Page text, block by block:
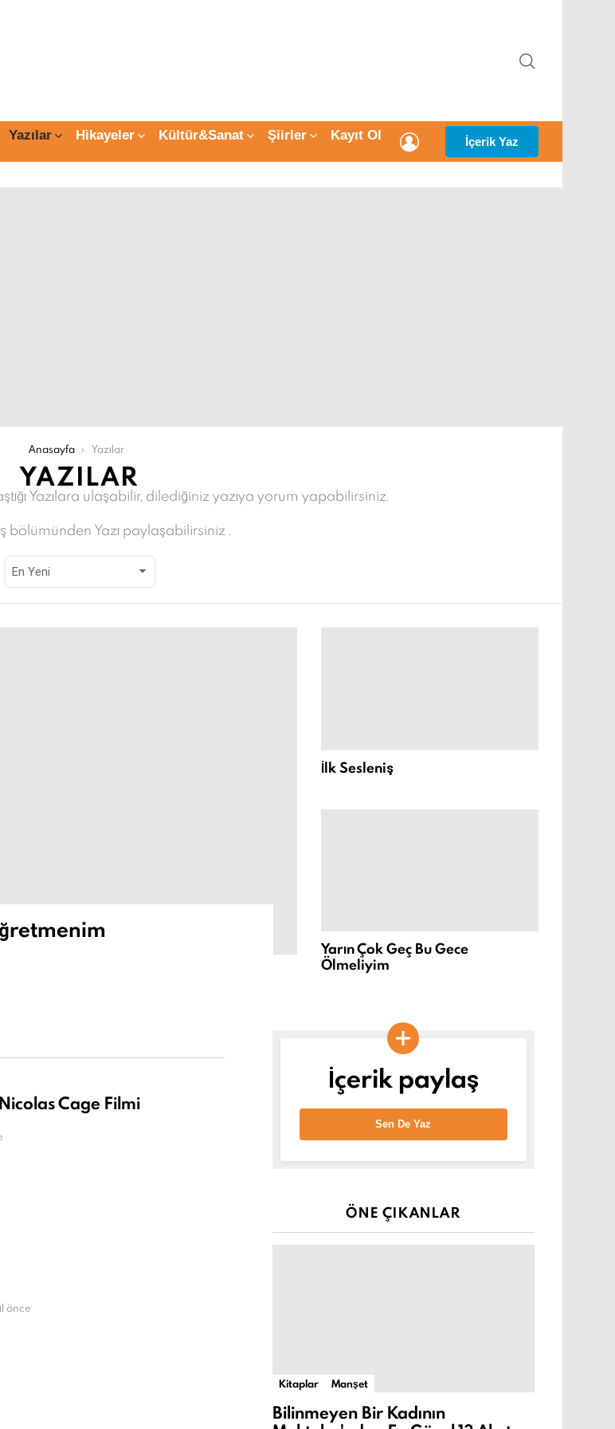
Yazılar Hikayeler Kültür&Sanat Şiirler Kayıt Ol İçerik Yaz
Anasayfa Yazılar
YAZILAR
Yazılara ulaşabilir, dilediğiniz yazıya yorum yapabilirsiniz.
bölümünden Yazı paylaşabilirsiniz .
İlk Sesleniş
Yarın Çok Geç Bu Gece
Ölmeliyim
Cage Filmi
önce
İçerik paylaş
Sen De Yaz
ÖNE ÇIKANLAR
Kitaplar Manşet
Bilinmeyen Bir Kadının